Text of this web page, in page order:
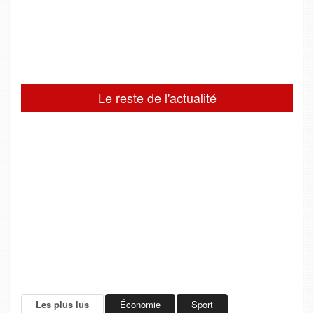
Le reste de l'actualité
Les plus lus Économie Sport